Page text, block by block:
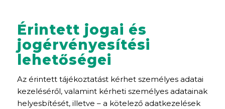
Érintett jogai és
jogérvényesítési
lehetőségei
Az érintett tájékoztatást kérhet személyes adatai
kezeléséről, valamint kérheti személyes adatainak
helyesbítését, illetve – a kötelező adatkezelések